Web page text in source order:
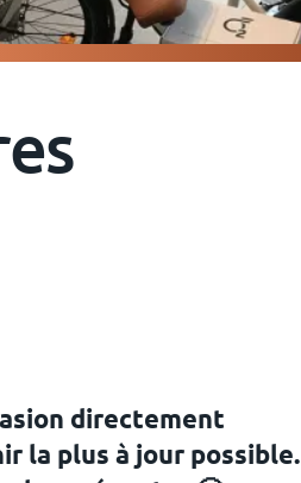
directement
la plus à jour possible.